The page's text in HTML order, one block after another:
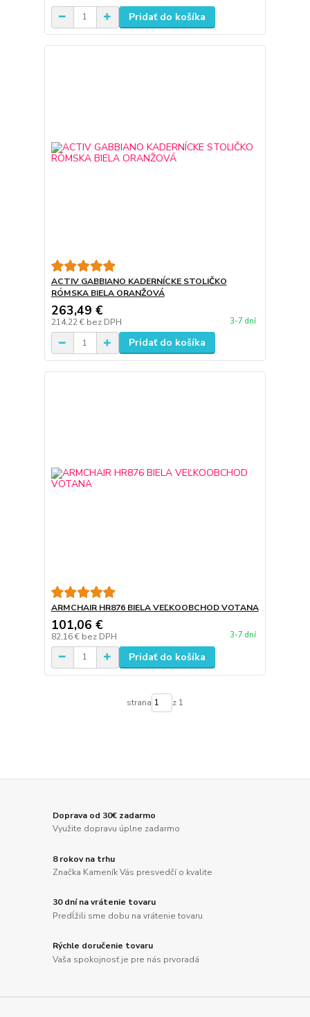
Pridať do košíka
ACTIV GABBIANO KADERNÍCKE STOLIČKO
RÓMSKA BIELA ORANŽOVÁ
263,49 €
214,22 € bez DPH 3-7 dní
Pridať do košíka
ARMCHAIR HR876 BIELA VEĽKOOBCHOD VOTANA
101,06 €
82,16 € bez DPH 3-7 dní
Pridať do košíka
strana z 1
Doprava od 30€ zadarmo
Využite dopravu úplne zadarmo
8 rokov na trhu
Značka Kameník Vás presvedčí o kvalite
30 dní na vrátenie tovaru
Predĺžili sme dobu na vrátenie tovaru
Rýchle doručenie tovaru
Vaša spokojnosť je pre nás prvoradá